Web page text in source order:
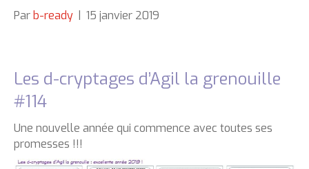
Par b-ready 15 janvier 2019
Les d-cryptages d’Agil la grenouille
#114
Une nouvelle année qui commence avec toutes ses
promesses !!!